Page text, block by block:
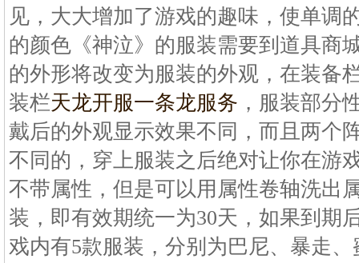
见，大大增加了游戏的趣味，使单调
的颜色《神泣》的服装需要到道具商
的外形将改变为服装的外观，在装备
装栏天龙开服一条龙服务 ，服装部分
戴后的外观显示效果不同，而且两个
不同的，穿上服装之后绝对让你在游
不带属性，但是可以用属性卷轴洗出
装，即有效期统一为30天，如果到期
戏内有5款服装，分别为巴尼、暴走